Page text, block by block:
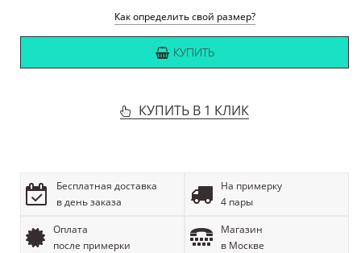
Как определить свой размер?
КУПИТЬ
КУПИТЬ В 1 КЛИК
Бесплатная доставка
в день заказа
На примерку
4 пары
Оплата
после примерки
Магазин
в Москве